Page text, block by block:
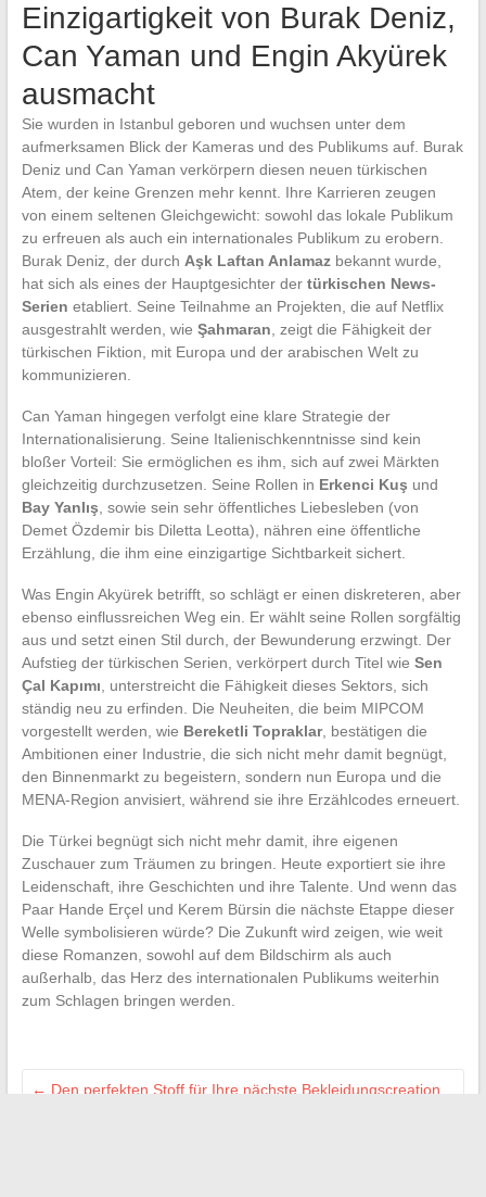
Einzigartigkeit von Burak Deniz,
Can Yaman und Engin Akyürek
ausmacht
Sie wurden in Istanbul geboren und wuchsen unter dem
aufmerksamen Blick der Kameras und des Publikums auf. Burak
Deniz und Can Yaman verkörpern diesen neuen türkischen
Atem, der keine Grenzen mehr kennt. Ihre Karrieren zeugen
von einem seltenen Gleichgewicht: sowohl das lokale Publikum
zu erfreuen als auch ein internationales Publikum zu erobern.
Burak Deniz, der durch Aşk Laftan Anlamazbekannt wurde,
hat sich als eines der Hauptgesichter der türkischen News-
Serien etabliert. Seine Teilnahme an Projekten, die auf Netflix
ausgestrahlt werden, wie Şahmaran , zeigt die Fähigkeit der
türkischen Fiktion, mit Europa und der arabischen Welt zu
kommunizieren.
Can Yaman hingegen verfolgt eine klare Strategie der
Internationalisierung. Seine Italienischkenntnisse sind kein
bloßer Vorteil: Sie ermöglichen es ihm, sich auf zwei Märkten
gleichzeitig durchzusetzen. Seine Rollen in Erkenci Kuş und
Bay Yanlış , sowie sein sehr öffentliches Liebesleben (von
Demet Özdemir bis Diletta Leotta), nähren eine öffentliche
Erzählung, die ihm eine einzigartige Sichtbarkeit sichert.
Was Engin Akyürek betrifft, so schlägt er einen diskreteren, aber
ebenso einflussreichen Weg ein. Er wählt seine Rollen sorgfältig
aus und setzt einen Stil durch, der Bewunderung erzwingt. Der
Aufstieg der türkischen Serien, verkörpert durch Titel wie Sen
Çal Kapımı , unterstreicht die Fähigkeit dieses Sektors, sich
ständig neu zu erfinden. Die Neuheiten, die beim MIPCOM
vorgestellt werden, wie Bereketli Topraklar, bestätigen die
Ambitionen einer Industrie, die sich nicht mehr damit begnügt,
den Binnenmarkt zu begeistern, sondern nun Europa und die
MENA-Region anvisiert, während sie ihre Erzählcodes erneuert.
Die Türkei begnügt sich nicht mehr damit, ihre eigenen
Zuschauer zum Träumen zu bringen. Heute exportiert sie ihre
Leidenschaft, ihre Geschichten und ihre Talente. Und wenn das
Paar Hande Erçel und Kerem Bürsin die nächste Etappe dieser
Welle symbolisieren würde? Die Zukunft wird zeigen, wie weit
diese Romanzen, sowohl auf dem Bildschirm als auch
außerhalb, das Herz des internationalen Publikums weiterhin
zum Schlagen bringen werden.
← Den perfekten Stoff für Ihre nächste Bekleidungscreation